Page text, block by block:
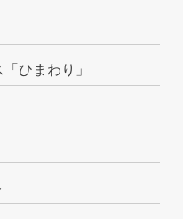
ひまわり」